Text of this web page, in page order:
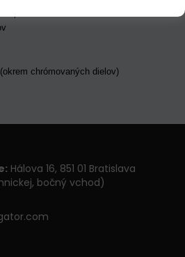
chrómovaných dielov)
Hálova 16, 851 01 Bratislava
bočný vchod)